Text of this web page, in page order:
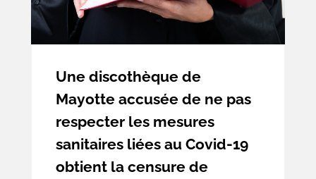
Une discothèque de
Mayotte accusée de ne pas
respecter les mesures
sanitaires liées au Covid-19
obtient la censure de